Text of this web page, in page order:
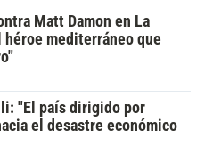
Matt Damon en La
héroe mediterráneo que
"El país dirigido por
el desastre económico